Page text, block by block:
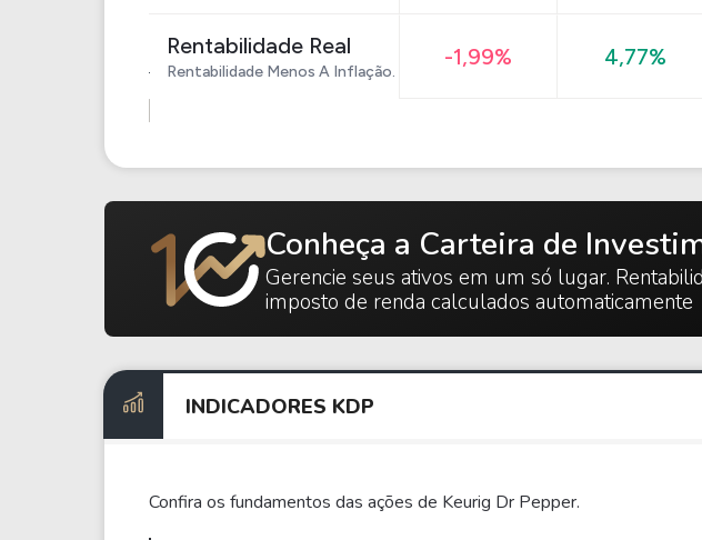
Rentabilidade Real
Rentabilidade Menos A Inflação.
-1,99% 4,77%
Conheça a Carteira de
Gerencie seus ativos em um só lugar.
imposto de renda calculados automaticamente
INDICADORES KDP
Confira os fundamentos das ações de Keurig Dr Pepper.